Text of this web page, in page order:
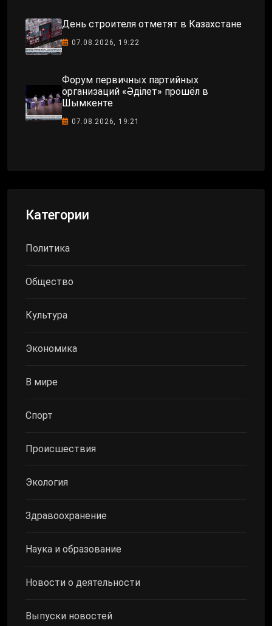
День строителя отметят в Казахстане
07.08.2026, 19:22
Форум первичных партийных
организаций «Әділет» прошёл в
Шымкенте
07.08.2026, 19:21
Категории
Политика
Общество
Культура
Экономика
В мире
Спорт
Происшествия
Экология
Здравоохранение
Наука и образование
Новости о деятельности
Выпуски новостей